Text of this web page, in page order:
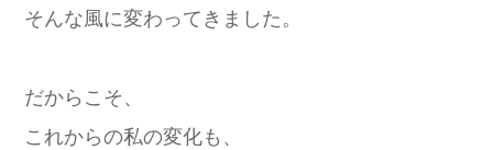
そんな風に変わってきました。
だからこそ、
これからの私の変化も、